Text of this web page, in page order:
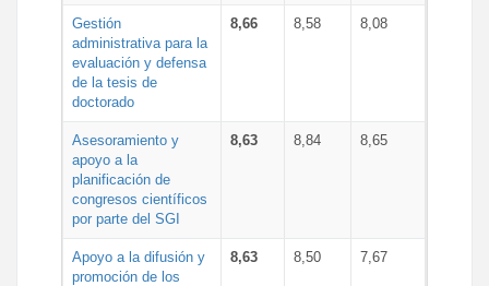
Gestión
administrativa para la
evaluación y defensa
de la tesis de
doctorado
8,66 8,58 8,08
Asesoramiento y
apoyo a la
planificación de
congresos científicos
por parte del SGI
8,63 8,84 8,65
Apoyo a la difusión y
promoción de los
8,63 8,50 7,67